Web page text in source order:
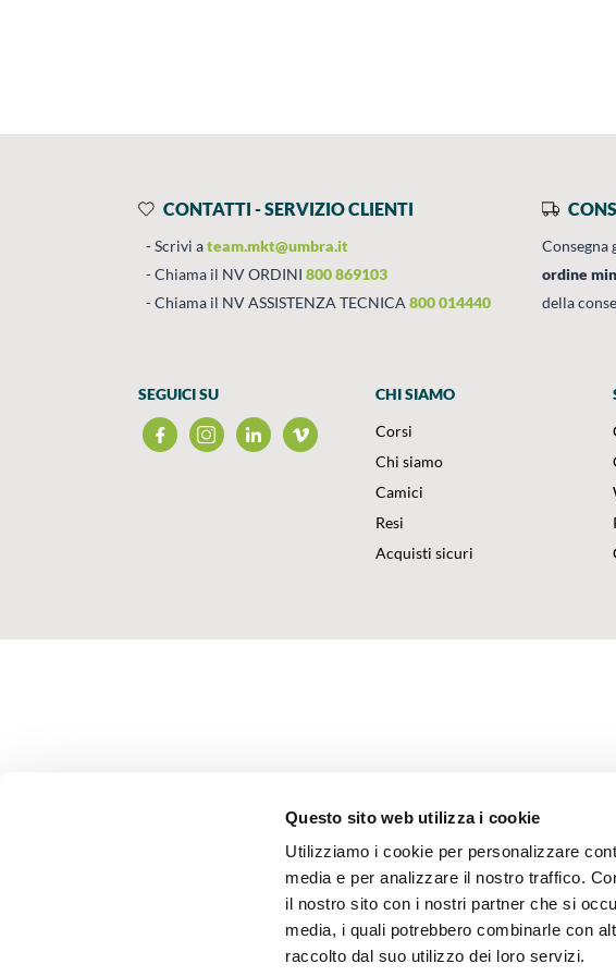
Questo sito web utilizza i cookie
Utilizziamo i cookie per personalizzare
media e per analizzare il nostro traffico.
il nostro sito con i nostri partner che si
media, i quali potrebbero combinarle con
raccolto dal suo utilizzo dei loro servizi.
CONTATTI - SERVIZIO CLIENTI
Scrivi ateam.mkt@umbra.it
Chiama il NV ORDINI 800 869103
Chiama il NV ASSISTENZA TECNICA 800 014440
ordine
della
SEGUICI SU
CHI SIAMO
Corsi
Chi siamo
Camici
Resi
Acquisti sicuri